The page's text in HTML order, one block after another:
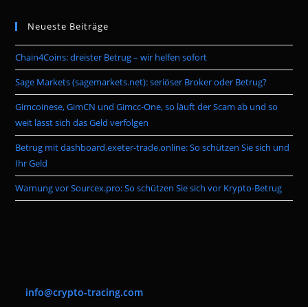
the
Neueste Beiträge
Chain4Coins: dreister Betrug – wir helfen sofort
Sage Markets (sagemarkets.net): seriöser Broker oder Betrug?
Gimcoinese, GimCN und Gimcc-One, so läuft der Scam ab und so
weit lässt sich das Geld verfolgen
Betrug mit dashboard.exeter-trade.online: So schützen Sie sich und
Ihr Geld
Warnung vor Sourcex.pro: So schützen Sie sich vor Krypto-Betrug
info@crypto-tracing.com